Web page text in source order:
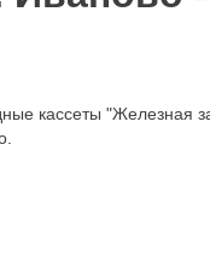
кассеты